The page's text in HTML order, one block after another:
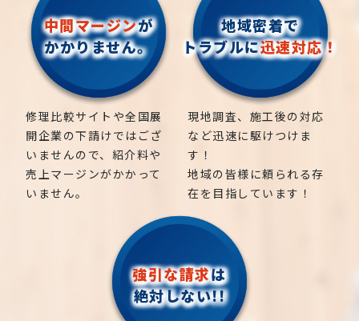
中間マージンが
かかりません。
修理比較サイトや全国展
開企業の下請けではござ
いませんので、紹介料や
売上マージンがかかって
いません。
地域密着で
トラブルに迅速対応！
現地調査、施工後の対応
など迅速に駆けつけま
す！
地域の皆様に頼られる存
在を目指しています！
強引な請求は
絶対しない!!